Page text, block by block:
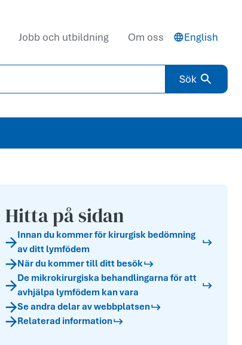
Jobb och utbildning Om oss English
Sök
Hitta på sidan
Innan du kommer för kirurgisk bedömning
av ditt lymfödem
När du kommer till ditt besök
De mikrokirurgiska behandlingarna för att
avhjälpa lymfödem kan vara
Se andra delar av webbplatsen
Relaterad information